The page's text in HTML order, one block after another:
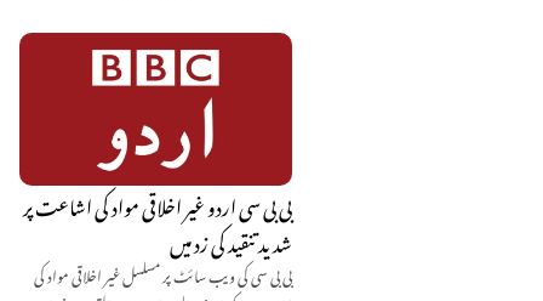
بی بی سی اردو غیر اخلاقی مواد کی اشاعت پر
شدید تنقید کی زد میں
بی بی سی کی ویب سائٹ پر مسلسل غیر اخلاقی مواد کی